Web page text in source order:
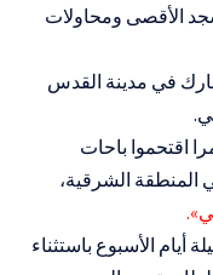
الأقصى ومحاولات
في مدينة القدس
بأن 393 مستعمرا اقتحموا باحات
الشرقية،
الأسبوع باستثناء